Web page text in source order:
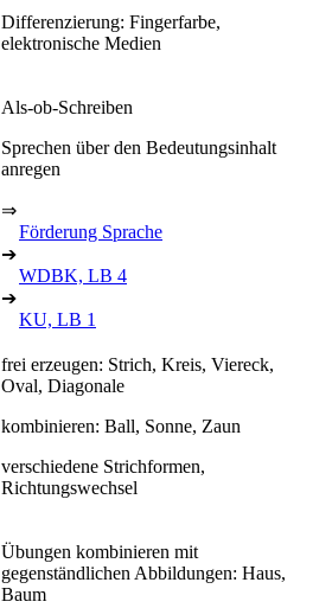
Differenzierung: Fingerfarbe,
elektronische Medien
Als-ob-Schreiben
Sprechen über den Bedeutungsinhalt
anregen
⇒
Förderung Sprache
➔
WDBK, LB 4
➔
KU, LB 1
frei erzeugen: Strich, Kreis, Viereck,
Oval, Diagonale
kombinieren: Ball, Sonne, Zaun
verschiedene Strichformen,
Richtungswechsel
Übungen kombinieren mit
gegenständlichen Abbildungen: Haus,
Baum